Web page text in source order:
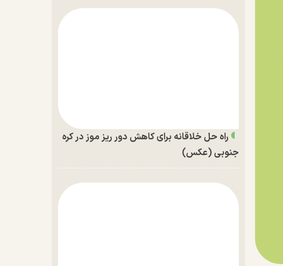
راه حل خلاقانه برای کاهش دور ریز موز در کره
جنوبی (عکس)